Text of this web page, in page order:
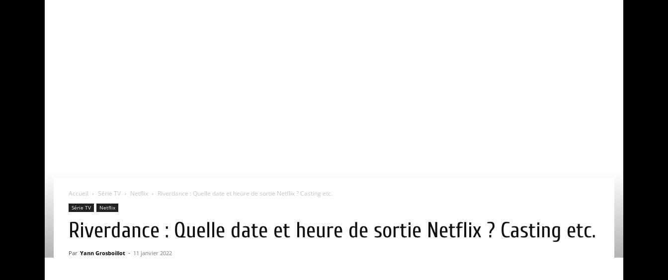
Accueil Série TV Netflix Riverdance : Quelle date et heure de sortie Netflix ? Casting etc.
Série TV Netflix
Riverdance : Quelle date et heure de sortie Netflix ? Casting etc.
Par Yann Grosboillot - 11 janvier 2022